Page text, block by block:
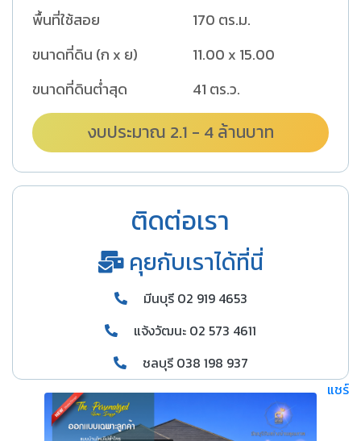
พื้นที่ใช้สอย
170 ตร.ม.
ขนาดที่ดิน (ก x ย)
11.00 x 15.00
ขนาดที่ดินต่ำสุด
41 ตร.ว.
งบประมาณ 2.1 - 4 ล้านบาท
ติดต่อเรา
คุยกับเราได้ที่นี่
มีนบุรี 02 919 4653
แจ้งวัฒนะ 02 573 4611
ชลบุรี 038 198 937
แชร์